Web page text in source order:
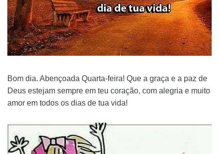
Bom dia. Abençoada Quarta-feira! Que a graça e a paz de
Deus estejam sempre em teu coração, com alegria e muito
amor em todos os dias de tua vida!